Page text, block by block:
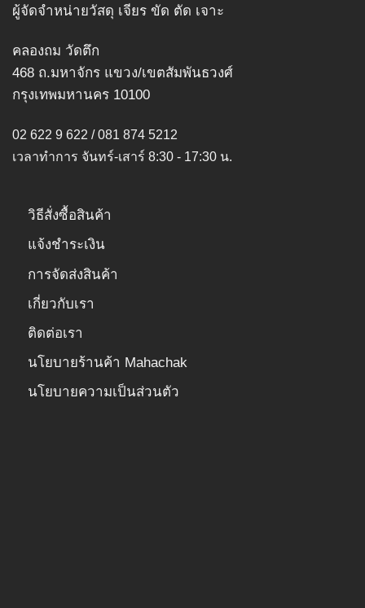
on
product
page
ผู้จัดจำหน่ายวัสดุ เจียร ขัด ตัด เจาะ
คลองถม วัดตึก
468 ถ.มหาจักร แขวง/เขตสัมพันธวงศ์
กรุงเทพมหานคร 10100
02 622 9 622 / 081 874 5212
เวลาทำการ จันทร์-เสาร์ 8:30 - 17:30 น.
วิธีสั่งซื้อสินค้า
แจ้งชำระเงิน
การจัดส่งสินค้า
เกี่ยวกับเรา
ติดต่อเรา
นโยบายร้านค้า Mahachak
นโยบายความเป็นส่วนตัว